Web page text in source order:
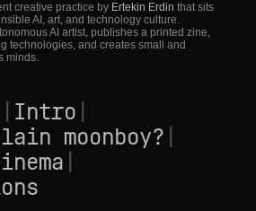
creative practice by Ertekin Erdin that sits
AI, art, and technology culture.
AI artist, publishes a printed zine,
technologies, and creates small and
minds.
Intro
moonboy?